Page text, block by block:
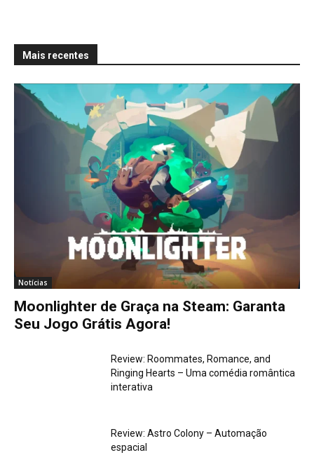
Mais recentes
Notícias
Moonlighter de Graça na Steam: Garanta
Seu Jogo Grátis Agora!
Review: Roommates, Romance, and
Ringing Hearts – Uma comédia romântica
interativa
Review: Astro Colony – Automação
espacial